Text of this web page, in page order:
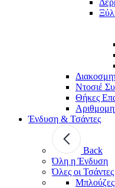
Ντοσιέ
Θήκες
Ένδυση & Τσάντες
Back
Όλη η Ένδυση
Όλες οι Τσάντες